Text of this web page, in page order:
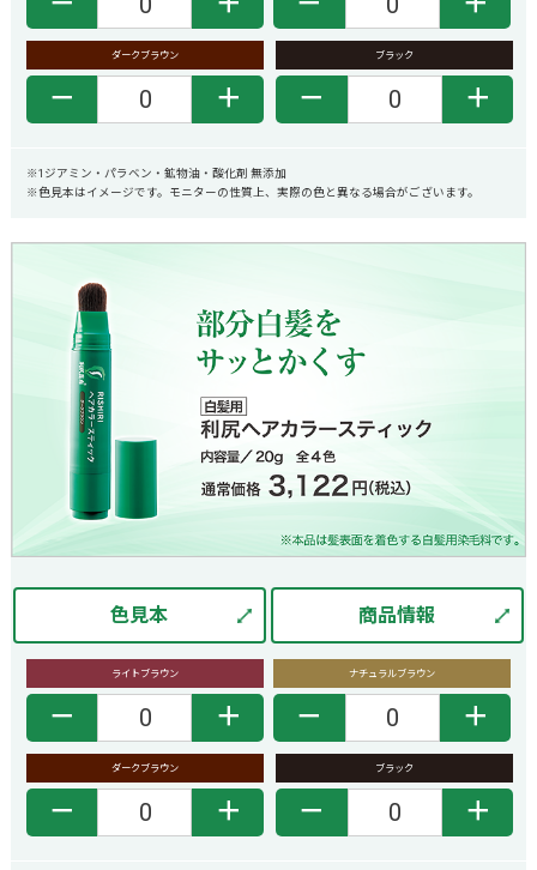
ダークブラウン
－ ＋
ブラック
－ ＋
※1ジアミン・パラベン・鉱物油・酸化剤 無添加
※色見本はイメージです。モニターの性質上、実際の色と異なる場合がございます。
色見本 商品情報
ライトブラウン
－ ＋
ナチュラルブラウン
－ ＋
ダークブラウン
－ ＋
ブラック
－ ＋